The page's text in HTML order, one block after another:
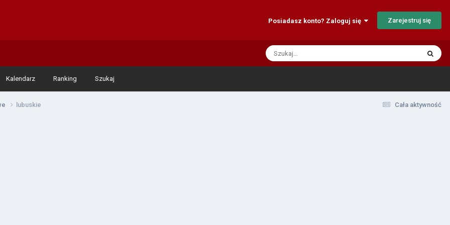
Posiadasz konto? Zaloguj się Zarejestruj się
Kalendarz Ranking Szukaj
Cała aktywność
lubuskie